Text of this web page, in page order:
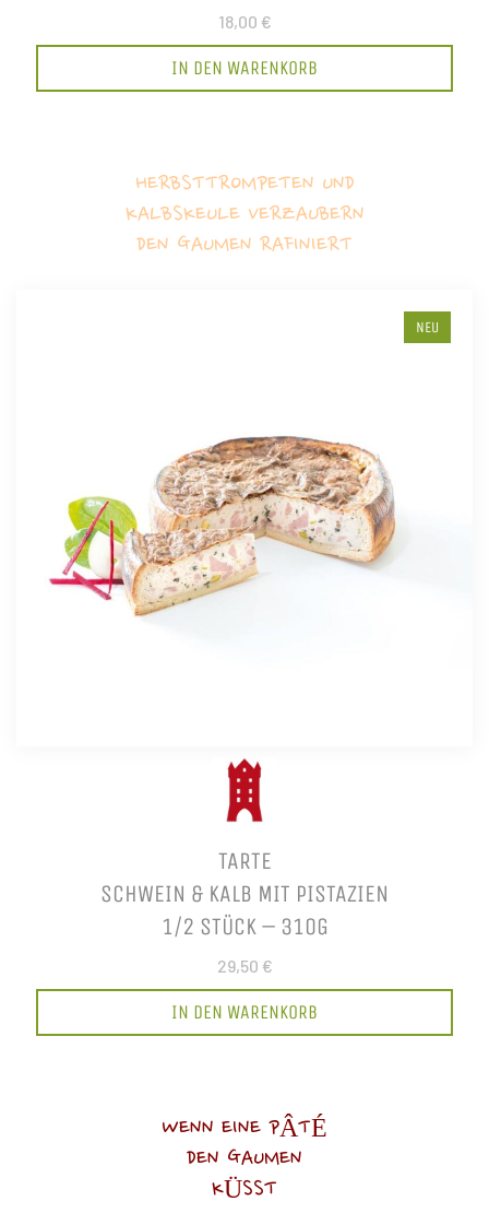
18,00 €
IN DEN WARENKORB
HERBSTTROMPETEN UND
KALBSKEULE VERZAUBERN
DEN GAUMEN RAFINIERT
NEU
TARTE
SCHWEIN & KALB MIT PISTAZIEN
1/2 STÜCK – 310G
29,50 €
IN DEN WARENKORB
WENN EINE PÂTÉ
DEN GAUMEN
KÜSST